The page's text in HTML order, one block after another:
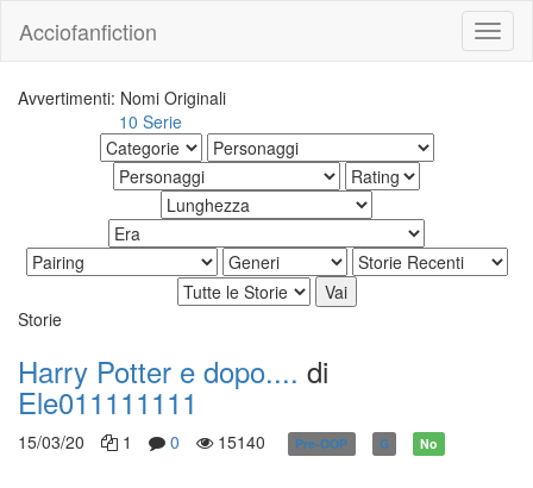
Acciofanfiction
Avvertimenti: Nomi Originali
10 Serie
Storie
Harry Potter e dopo.... di
Ele011111111
15/03/20 1 0 15140 Pre-OOP G No